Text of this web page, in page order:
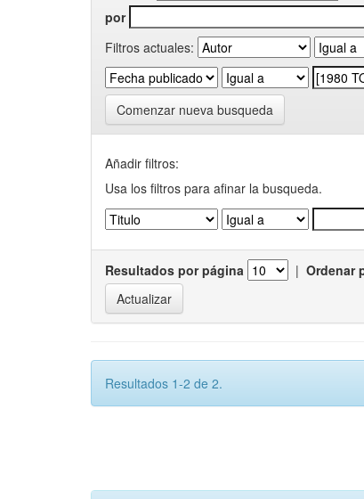
por
Filtros actuales:
Comenzar nueva busqueda
Añadir filtros:
Usa los filtros para afinar la busqueda.
Resultados por página | Ordenar
Resultados 1-2 de 2.